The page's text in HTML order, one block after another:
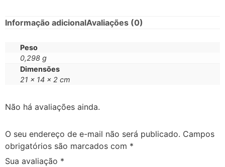
Informação adicionalAvaliações (0)
Peso
0,298 g
Dimensões
21 × 14 × 2 cm
Não há avaliações ainda.
O seu endereço de e-mail não será publicado. Campos
obrigatórios são marcados com *
Sua avaliação *